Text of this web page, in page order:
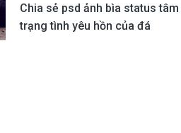
Chia sẻ psd ảnh bìa status tâm
trạng tình yêu hồn của đá